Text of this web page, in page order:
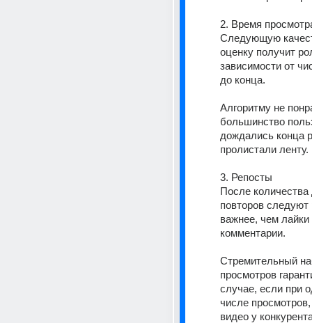
2. Время
Следующую
оценку получит
зависимости от
до конца.
Алгоритму не
большинство
дождались конца
пролистали ленту.
3. Репосты
После количества
повторов
важнее, чем лайки
комментарии.
Стремительный
просмотров
случае, если при
числе
видео у